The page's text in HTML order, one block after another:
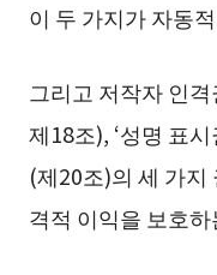
이 두 가지가 자동
그리고 저작자 인
제18조), ‘성명 표
(제20조)의 세 가지
격적 이익을 보호